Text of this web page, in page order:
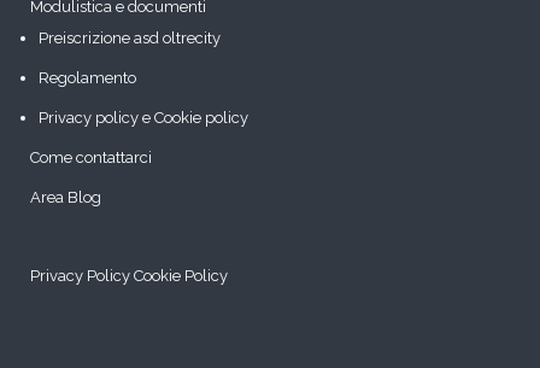
Modulistica e documenti
Preiscrizione asd oltrecity
Regolamento
Privacy policy e Cookie policy
Come contattarci
Area Blog
Privacy Policy Cookie Policy